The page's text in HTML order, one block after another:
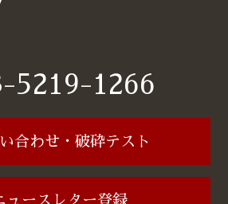
5219-1266
合わせ・破砕テスト
ュースレター登録